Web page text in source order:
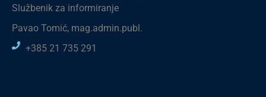
Službenik za informiranje
Pavao Tomić, mag.admin.publ.
+385 21 735 291